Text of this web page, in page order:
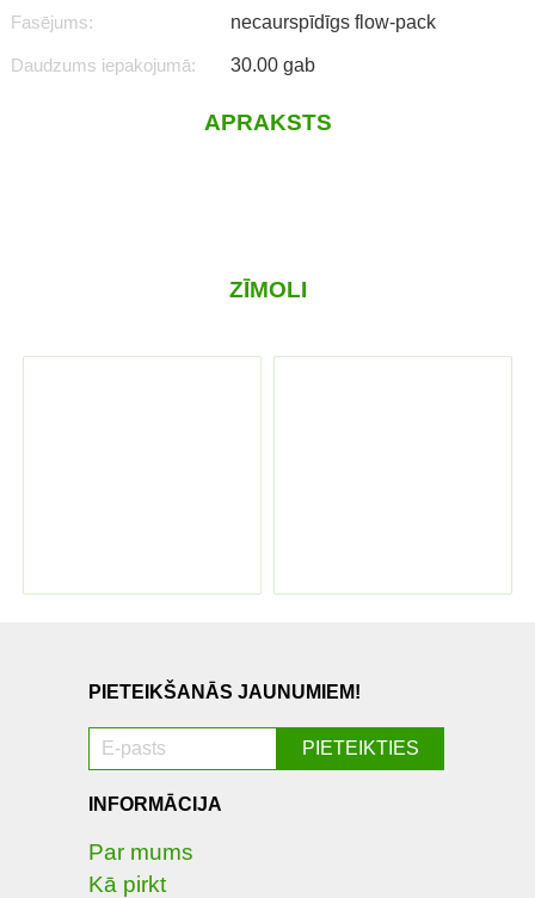
Fasējums: necaurspīdīgs flow-pack
Daudzums iepakojumā: 30.00 gab
APRAKSTS
ZĪMOLI
PIETEIKŠANĀS JAUNUMIEM!
INFORMĀCIJA
Par mums
Kā pirkt